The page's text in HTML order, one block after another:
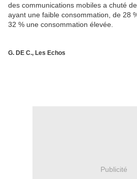
des communications mobiles a chuté
ayant une faible consommation, de 28
32 % une consommation élevée.
G. DE C., Les Echos
Publicité